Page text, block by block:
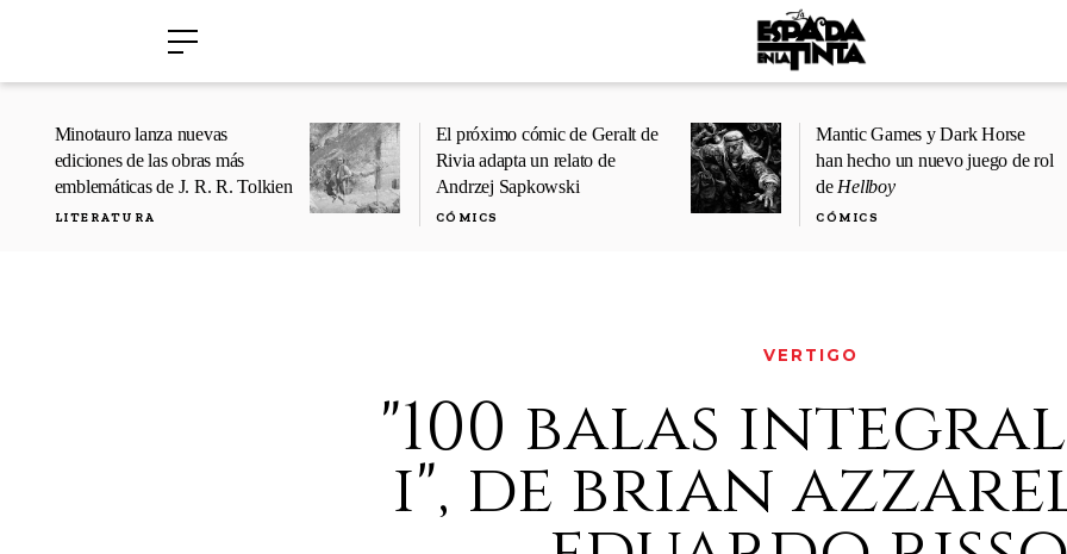
Minotauro lanza nuevas
ediciones de las obras más
emblemáticas de J. R. R. Tolkien
LITERATURA
El próximo cómic de Geralt de
Rivia adapta un relato de
Andrzej Sapkowski
CÓMICS
Mantic Games y Dark Horse
han hecho un nuevo juego de rol
de Hellboy
CÓMICS
VERTIGO
"100 balas
i", de brian
›